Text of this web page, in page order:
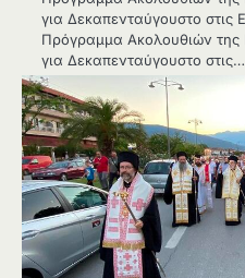
για Δεκαπενταύγουστο στις
Πρόγραμμα Ακολουθιών της
για Δεκαπενταύγουστο στις…